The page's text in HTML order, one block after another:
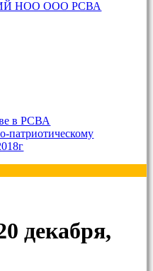
НОО ООО РСВА
в РСВА
патриотическому
декабря,